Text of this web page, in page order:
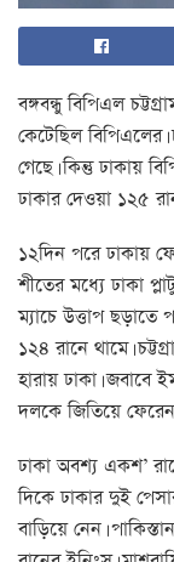
বঙ্গবন্ধু বিপিএল
কেটেছিল বিপিএলের।
গেছে। কিন্তু ঢাকায়
ঢাকার দেওয়া ১২৫
১২দিন পরে ঢাকায়
শীতের মধ্যে ঢাকা
ম্যাচে উত্তাপ ছড়াতে
১২৪ রানে থামে।
হারায় ঢাকা। জবাবে
দলকে জিতিয়ে ফেরেন।
ঢাকা অবশ্য একশ’
দিকে ঢাকার দুই
বাড়িয়ে নেন।